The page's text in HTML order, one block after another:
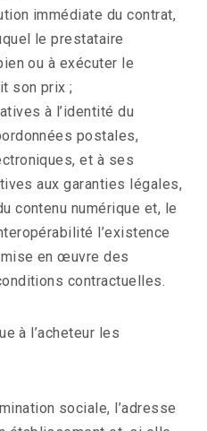
immédiate du contrat,
le prestataire
ou à exécuter le
son prix ;
à l’identité du
postales,
et à ses
aux garanties légales,
contenu numérique et, le
l’existence
en œuvre des
contractuelles.
à l’acheteur les
sociale, l’adresse